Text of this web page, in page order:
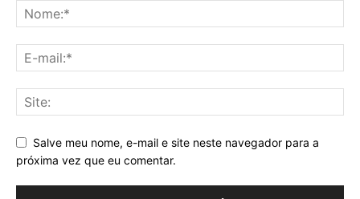
Salve meu nome, e-mail e site neste navegador para a
próxima vez que eu comentar.